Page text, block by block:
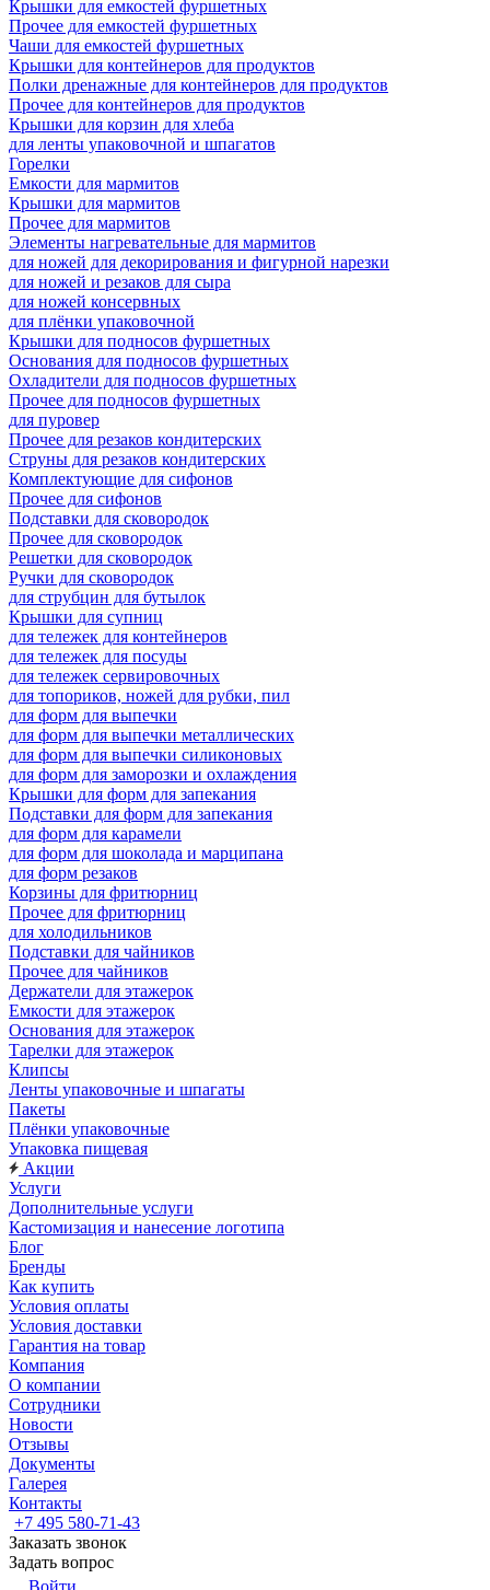
Крышки для емкостей фуршетных
Прочее для емкостей фуршетных
Чаши для емкостей фуршетных
Крышки для контейнеров для продуктов
Полки дренажные для контейнеров для продуктов
Прочее для контейнеров для продуктов
Крышки для корзин для хлеба
для ленты упаковочной и шпагатов
Горелки
Емкости для мармитов
Крышки для мармитов
Прочее для мармитов
Элементы нагревательные для мармитов
для ножей для декорирования и фигурной нарезки
для ножей и резаков для сыра
для ножей консервных
для плёнки упаковочной
Крышки для подносов фуршетных
Основания для подносов фуршетных
Охладители для подносов фуршетных
Прочее для подносов фуршетных
для пуровер
Прочее для резаков кондитерских
Струны для резаков кондитерских
Комплектующие для сифонов
Прочее для сифонов
Подставки для сковородок
Прочее для сковородок
Решетки для сковородок
Ручки для сковородок
для струбцин для бутылок
Крышки для супниц
для тележек для контейнеров
для тележек для посуды
для тележек сервировочных
для топориков, ножей для рубки, пил
для форм для выпечки
для форм для выпечки металлических
для форм для выпечки силиконовых
для форм для заморозки и охлаждения
Крышки для форм для запекания
Подставки для форм для запекания
для форм для карамели
для форм для шоколада и марципана
для форм резаков
Корзины для фритюрниц
Прочее для фритюрниц
для холодильников
Подставки для чайников
Прочее для чайников
Держатели для этажерок
Емкости для этажерок
Основания для этажерок
Тарелки для этажерок
Клипсы
Ленты упаковочные и шпагаты
Пакеты
Плёнки упаковочные
Упаковка пищевая
Акции
Услуги
Дополнительные услуги
Кастомизация и нанесение логотипа
Блог
Бренды
Как купить
Условия оплаты
Условия доставки
Гарантия на товар
Компания
О компании
Сотрудники
Новости
Отзывы
Документы
Галерея
Контакты
+7 495 580-71-43
Заказать звонок
Задать вопрос
Войти